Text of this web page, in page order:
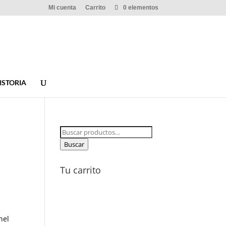
Mi cuenta Carrito 0 elementos
Buscar
por:
Buscar
Tu carrito